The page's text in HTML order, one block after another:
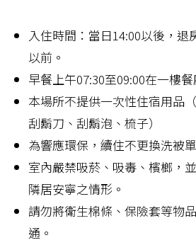
入住時間：當日14:00以後，退
以前。
早餐上午07:30至09:00在一樓餐
本場所不提供一次性住宿用品
刮鬍刀、刮鬍泡、梳子）
為響應環保，續住不更換洗被
室內嚴禁吸菸、吸毒、檳榔，
隣居安寧之情形。
請勿將衛生棉條、保險套等物
通。